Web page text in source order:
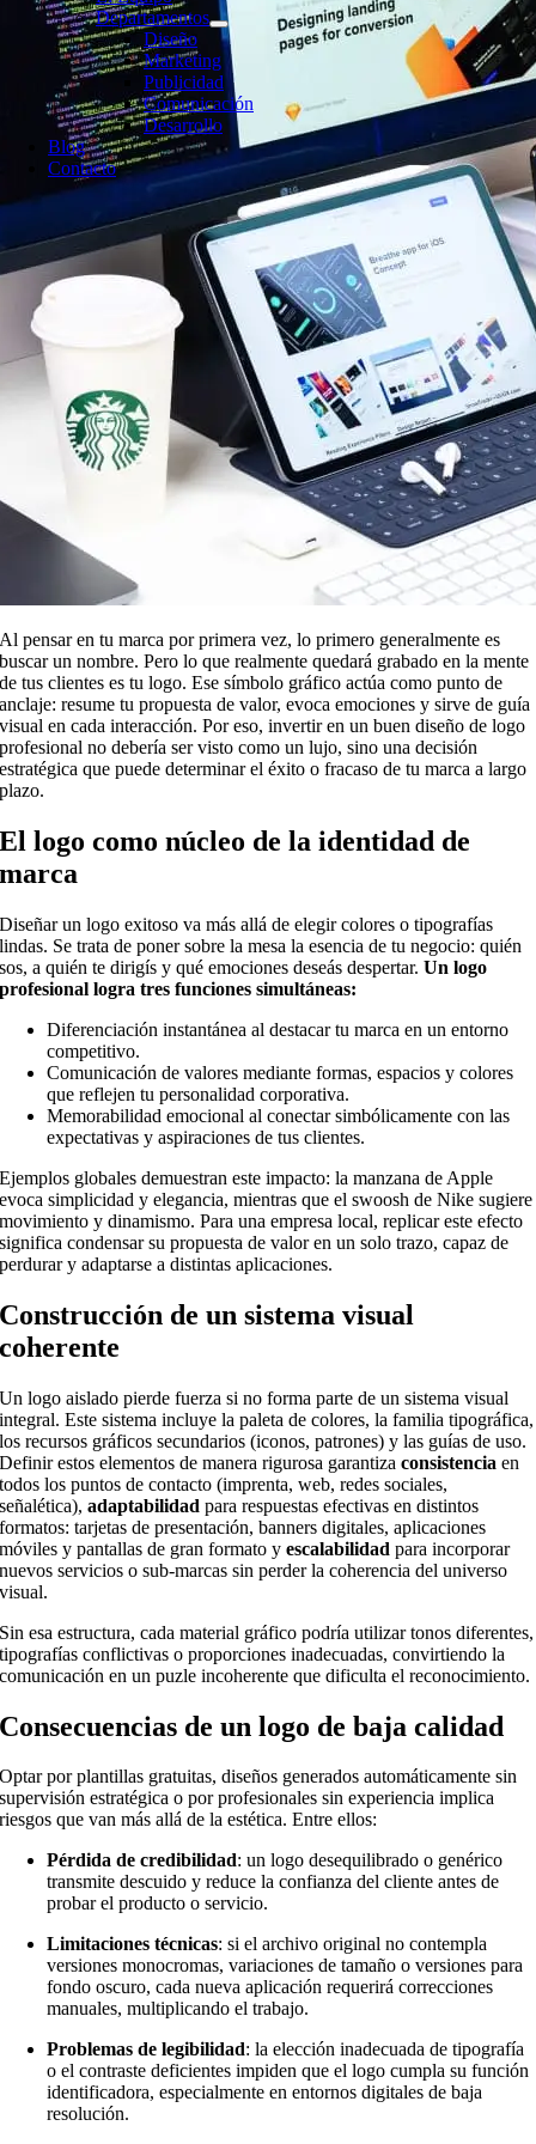
Departamentos
Diseño
Marketing
Publicidad
Comunicación
Desarrollo
Blog
Contacto
Al pensar en tu marca por primera vez, lo primero generalmente es
buscar un nombre. Pero lo que realmente quedará grabado en la mente
de tus clientes es tu logo. Ese símbolo gráfico actúa como punto de
anclaje: resume tu propuesta de valor, evoca emociones y sirve de guía
visual en cada interacción. Por eso, invertir en un buen diseño de logo
profesional no debería ser visto como un lujo, sino una decisión
estratégica que puede determinar el éxito o fracaso de tu marca a largo
plazo.
El logo como núcleo de la identidad de
marca
Diseñar un logo exitoso va más allá de elegir colores o tipografías
lindas. Se trata de poner sobre la mesa la esencia de tu negocio: quién
sos, a quién te dirigís y qué emociones deseás despertar.Un logo
profesional logra tres funciones simultáneas:
Diferenciación instantánea al destacar tu marca en un entorno
competitivo.
Comunicación de valores mediante formas, espacios y colores
que reflejen tu personalidad corporativa.
Memorabilidad emocional al conectar simbólicamente con las
expectativas y aspiraciones de tus clientes.
Ejemplos globales demuestran este impacto: la manzana de Apple
evoca simplicidad y elegancia, mientras que el swoosh de Nike sugiere
movimiento y dinamismo. Para una empresa local, replicar este efecto
significa condensar su propuesta de valor en un solo trazo, capaz de
perdurar y adaptarse a distintas aplicaciones.
Construcción de un sistema visual
coherente
Un logo aislado pierde fuerza si no forma parte de un sistema visual
integral. Este sistema incluye la paleta de colores, la familia tipográfica,
los recursos gráficos secundarios (iconos, patrones) y las guías de uso.
Definir estos elementos de manera rigurosa garantizaconsistencia en
todos los puntos de contacto (imprenta, web, redes sociales,
señalética),adaptabilidad para respuestas efectivas en distintos
formatos: tarjetas de presentación, banners digitales, aplicaciones
móviles y pantallas de gran formato yescalabilidad para incorporar
nuevos servicios o sub-marcas sin perder la coherencia del universo
visual.
Sin esa estructura, cada material gráfico podría utilizar tonos diferentes,
tipografías conflictivas o proporciones inadecuadas, convirtiendo la
comunicación en un puzle incoherente que dificulta el reconocimiento.
Consecuencias de un logo de baja calidad
Optar por plantillas gratuitas, diseños generados automáticamente sin
supervisión estratégica o por profesionales sin experiencia implica
riesgos que van más allá de la estética. Entre ellos:
Pérdida de credibilidad: un logo desequilibrado o genérico
transmite descuido y reduce la confianza del cliente antes de
probar el producto o servicio.
Limitaciones técnicas: si el archivo original no contempla
versiones monocromas, variaciones de tamaño o versiones para
fondo oscuro, cada nueva aplicación requerirá correcciones
manuales, multiplicando el trabajo.
Problemas de legibilidad: la elección inadecuada de tipografía
o el contraste deficientes impiden que el logo cumpla su función
identificadora, especialmente en entornos digitales de baja
resolución.